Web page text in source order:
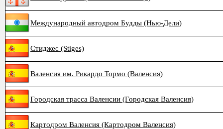
Международный автодром Будды (Нью-Дели)
Стиджес (Stiges)
Валенсия им. Рикардо Тормо (Валенсия)
Городская трасса Валенсии (Городская Валенсия)
Картодром Валенсия (Картодром Валенсия)